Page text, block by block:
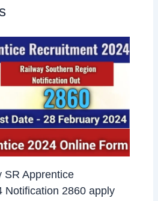
SR Apprentice
Notification 2860 apply